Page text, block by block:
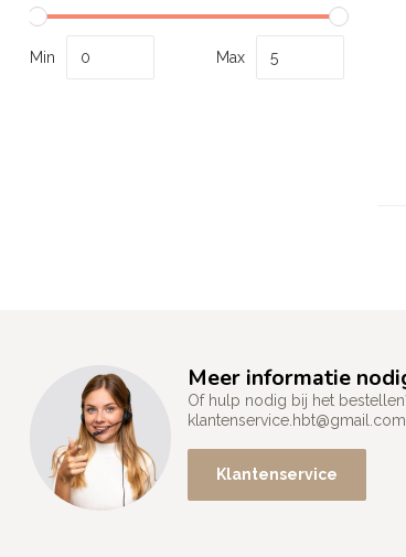
Min Max
Meer informatie
Of hulp nodig bij het
klantenservice.hbt@gmail.com
Klantenservice